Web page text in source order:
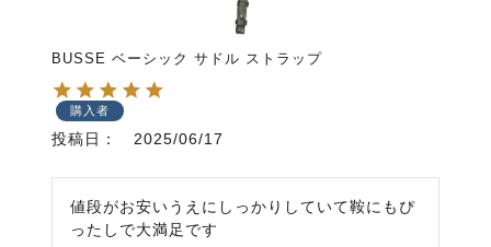
BUSSE ベーシック サドル ストラップ
購入者
投稿日 2025/06/17
値段がお安いうえにしっかりしていて鞍にもぴ
ったしで大満足です